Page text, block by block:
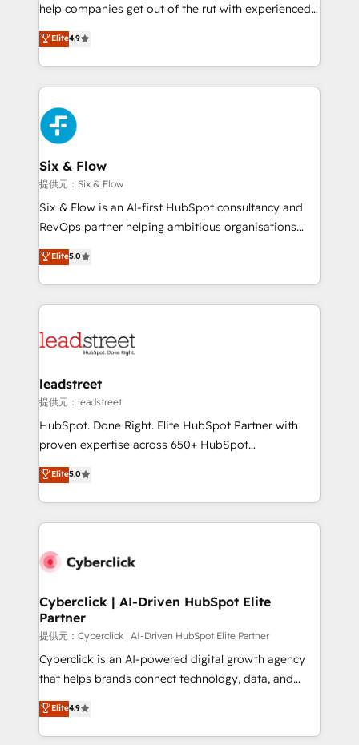
partners who will embed ourselves into your
business, processes and systems 🏢 We specialise in
working with mid-market and enterprise
organisations, global organisations and those with
complex use cases 🏆 CRM Implementation,
Platform Enablement, Custom Integration and
Onboarding Accredited 🔐 ISO27001 & ISO9001
Certified
help companies get out of the rut with experienced,
process-oriented teams implementing HubSpot
Marketing, Sales, Service, CMS and Operations Hub,
so selling and actually engaging with your customers
feels easy and pain-free. We are a top ranked
HubSpot Elite Partner, winner of Rookie of the Year
and Customer First Awards, 4.9/5 rating in HubSpot
Reviews and 4.9/5 rating in Clutch Reviews. Digifianz
helps the following industries: logistics & 3PL, home
improvement & construction, branding and
commercialization, real estate, health, education,
SaaS, Software Dev & IT and consulting, make the
the United States, EU, UAE, Mexico and Latin
America. From casual user to super fan: make
Elite4.9
Six & Flow
提供元：Six & Flow
Six & Flow is an AI-first HubSpot consultancy and
RevOps partner helping ambitious organisations
grow with clarity, confidence, and intelligence.
Operating across the UK, Netherlands, Ireland, and
Canada, we’ve delivered thousands of successful
HubSpot projects for mid-market and enterprise
combine HubSpot, data, and AI to design connected
and technology for predictable, scalable revenue
growth. Our expertise spans RevOps, CRM and data
architecture, AI enablement, and strategic marketing,
delivered through our proprietary FLAIR framework
Partner and ISO 27001:2022 certified consultancy,
we blend strategy, creativity, and technology to help
Elite5.0
leadstreet
提供元：leadstreet
HubSpot. Done Right. Elite HubSpot Partner with
proven expertise across 650+ HubSpot
implementations. With 12+ years of HubSpot
experience, we help you use the HubSpot platform
to its fullest capacity, improve your current HubSpot
website, or build your new one.
Elite5.0
Cyberclick | AI-Driven HubSpot Elite
Partner
提供元：Cyberclick | AI-Driven HubSpot Elite Partner
Cyberclick is an AI-powered digital growth agency
that helps brands connect technology, data, and
creativity to achieve measurable results. Founded in
Barcelona and operating across Spain, LATAM, and
the UK, we support global companies in building
Elite4.9